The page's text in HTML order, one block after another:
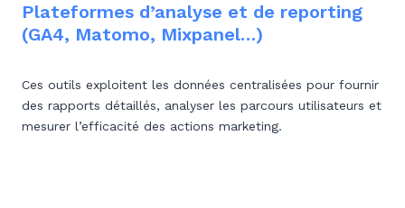
Plateformes d’analyse et de reporting
(GA4, Matomo, Mixpanel…)
Ces outils exploitent les données centralisées pour fournir
des rapports détaillés, analyser les parcours utilisateurs et
mesurer l’efficacité des actions marketing.